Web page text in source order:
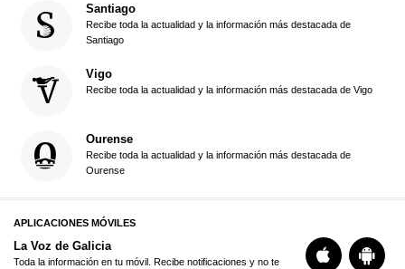
Santiago
Recibe toda la actualidad y la información más destacada de
Santiago
Vigo
Recibe toda la actualidad y la información más destacada de Vigo
Ourense
Recibe toda la actualidad y la información más destacada de
Ourense
APLICACIONES MÓVILES
La Voz de Galicia
Toda la información en tu móvil. Recibe notificaciones y no te